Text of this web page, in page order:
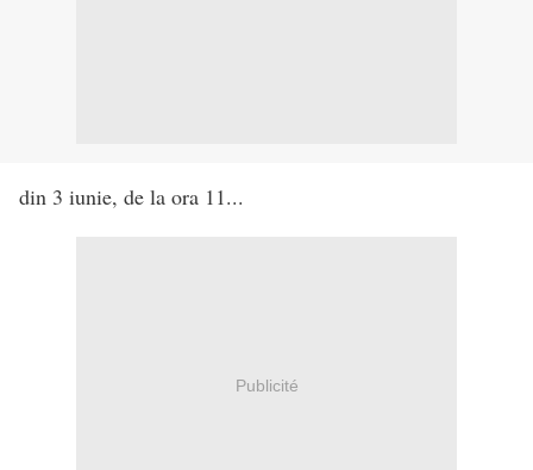
din 3 iunie, de la ora 11...
Publicité